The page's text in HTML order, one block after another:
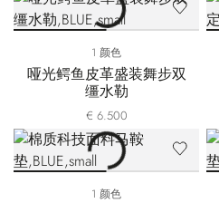
1 颜色
哑光鳄鱼皮革盛装舞步双
缰水勒
€ 6.500
1 颜色